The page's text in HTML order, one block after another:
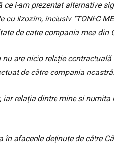
i-am prezentat alternative
lizozim, inclusiv “TONI-C
de catre compania mea din
are nicio relație
de către compania noastră.
relația dintre mine si numita
afacerile deținute de către